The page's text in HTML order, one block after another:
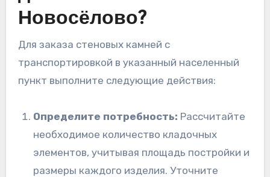
Новосёлово?
Для заказа стеновых камней с
транспортировкой в указанный населенный
пункт выполните следующие действия:
Определите потребность: Рассчитайте
необходимое количество кладочных
элементов, учитывая площадь постройки и
размеры каждого изделия. Уточните